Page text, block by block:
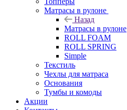
Матрасы в рулоне
Назад
Матрасы в рулоне
ROLL FOAM
ROLL SPRING
Simple
Текстиль
Чехлы для матраса
Основания
Тумбы и комоды
Акции